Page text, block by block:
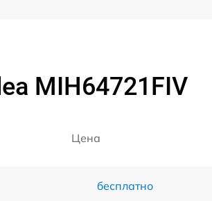
MIH64721FIV
Цена
бесплатно